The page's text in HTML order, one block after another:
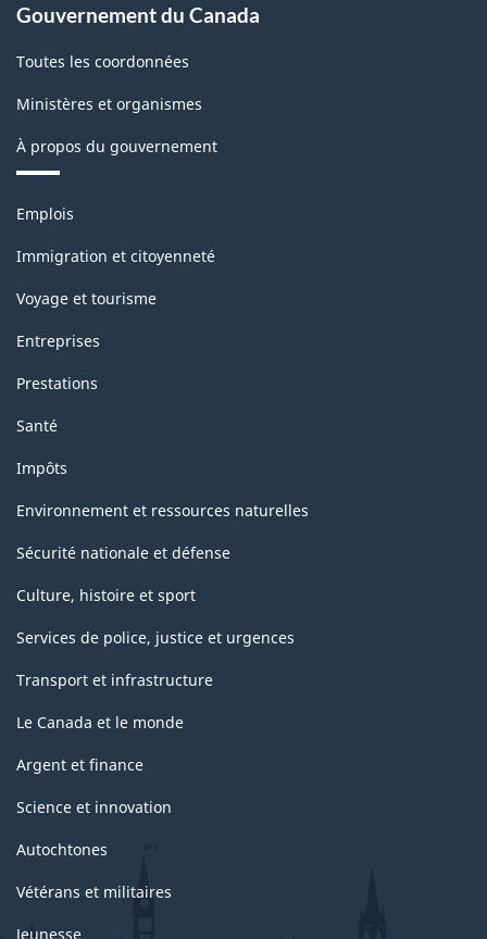
Gouvernement du Canada
Toutes les coordonnées
Ministères et organismes
À propos du gouvernement
Thèmes
sujets
Emplois
Immigration et citoyenneté
Voyage et tourisme
Entreprises
Prestations
Santé
Impôts
Environnement et ressources naturelles
Sécurité nationale et défense
Culture, histoire et sport
Services de police, justice et urgences
Transport et infrastructure
Le Canada et le monde
Argent et finance
Science et innovation
Autochtones
Vétérans et militaires
Jeunesse